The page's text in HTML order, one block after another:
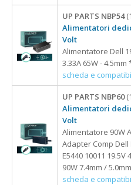
UP PARTS NBP54
Alimentatori
Volt
Alimentatore Dell
3.33A 65W - 4.5mm
scheda e
UP PARTS NBP60
Alimentatori
Volt
Alimentatore 90W
Adapter Comp Dell
E5440 10011 19.5V
90W 7.4mm / 5.0mm
scheda e